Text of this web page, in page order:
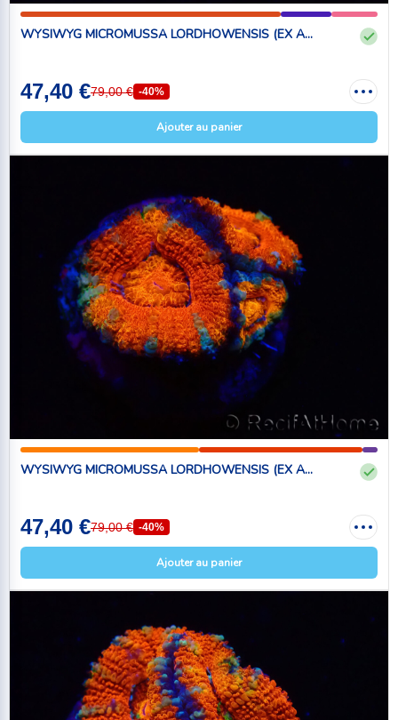
WYSIWYG MICROMUSSA LORDHOWENSIS (EX A...
47,40 €79,00 € -40%
Ajouter au panier
WYSIWYG MICROMUSSA LORDHOWENSIS (EX A...
47,40 €79,00 € -40%
Ajouter au panier